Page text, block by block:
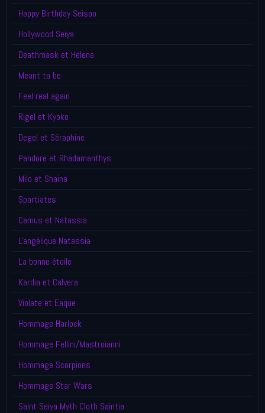
Happy Birthday Seisao
Hollywood Seiya
Deathmask et Helena
Meant to be
Feel real again
Rigel et Kyoko
Degel et Séraphine
Pandore et Rhadamanthys
Milo et Shaina
Spartiates
Camus et Natassia
L'angélique Natassia
La bonne étoile
Kardia et Calvera
Violate et Eaque
Hommage Harlock
Hommage Fellini/Mastroianni
Hommage Scorpions
Hommage Star Wars
Saint Seiya Myth Cloth Saintia